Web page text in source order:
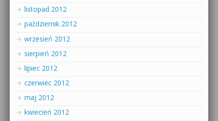
listopad 2012
październik 2012
wrzesień 2012
sierpień 2012
lipiec 2012
czerwiec 2012
maj 2012
kwiecień 2012